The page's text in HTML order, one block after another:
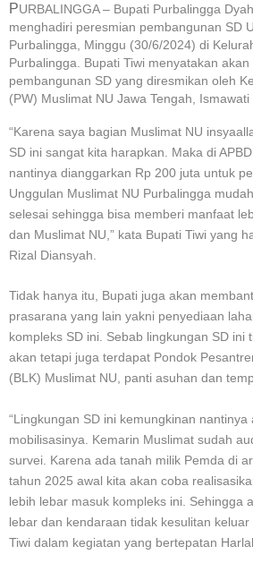
PURBALINGGA – Bupati Purbalingga
menghadiri peresmian pembangunan SD
Purbalingga, Minggu (30/6/2024) di
Purbalingga. Bupati Tiwi menyatakan
pembangunan SD yang diresmikan oleh
(PW) Muslimat NU Jawa Tengah, Ismawati
“Karena saya bagian Muslimat NU
SD ini sangat kita harapkan. Maka di
nantinya dianggarkan Rp 200 juta untuk
Unggulan Muslimat NU Purbalingga
selesai sehingga bisa memberi manfaat
dan Muslimat NU,” kata Bupati Tiwi yang
Rizal Diansyah.
Tidak hanya itu, Bupati juga akan
prasarana yang lain yakni penyediaan
kompleks SD ini. Sebab lingkungan SD ini
akan tetapi juga terdapat Pondok
(BLK) Muslimat NU, panti asuhan dan
“Lingkungan SD ini kemungkinan nantinya
mobilisasinya. Kemarin Muslimat sudah
survei. Karena ada tanah milik Pemda di
tahun 2025 awal kita akan coba
lebih lebar masuk kompleks ini. Sehingga
lebar dan kendaraan tidak kesulitan keluar
Tiwi dalam kegiatan yang bertepatan